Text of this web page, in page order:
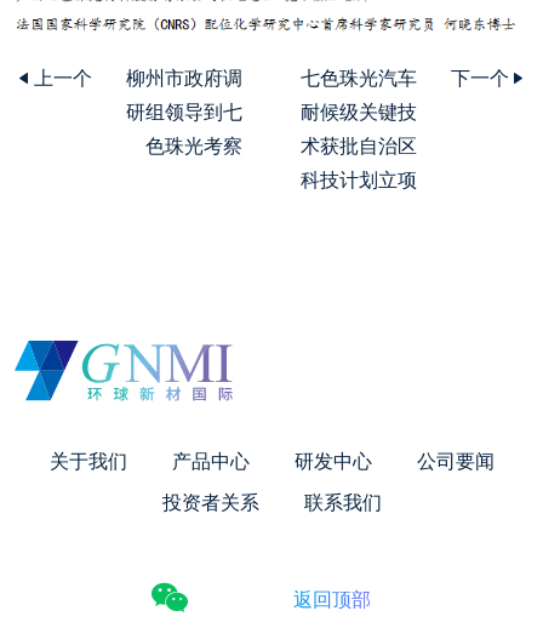
上一个
柳州市政府调
研组领导到七
色珠光考察
七色珠光汽车
耐候级关键技
术获批自治区
科技计划立项
下一个
关于我们 产品中心 研发中心
公司要闻
投资者关系
联系我们
返回顶部